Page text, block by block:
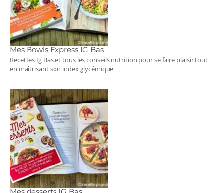
Mes Bowls Express IG Bas
Recettes Ig Bas et tous les conseils nutrition pour se faire plaisir tout
en maîtrisant son index glycémique